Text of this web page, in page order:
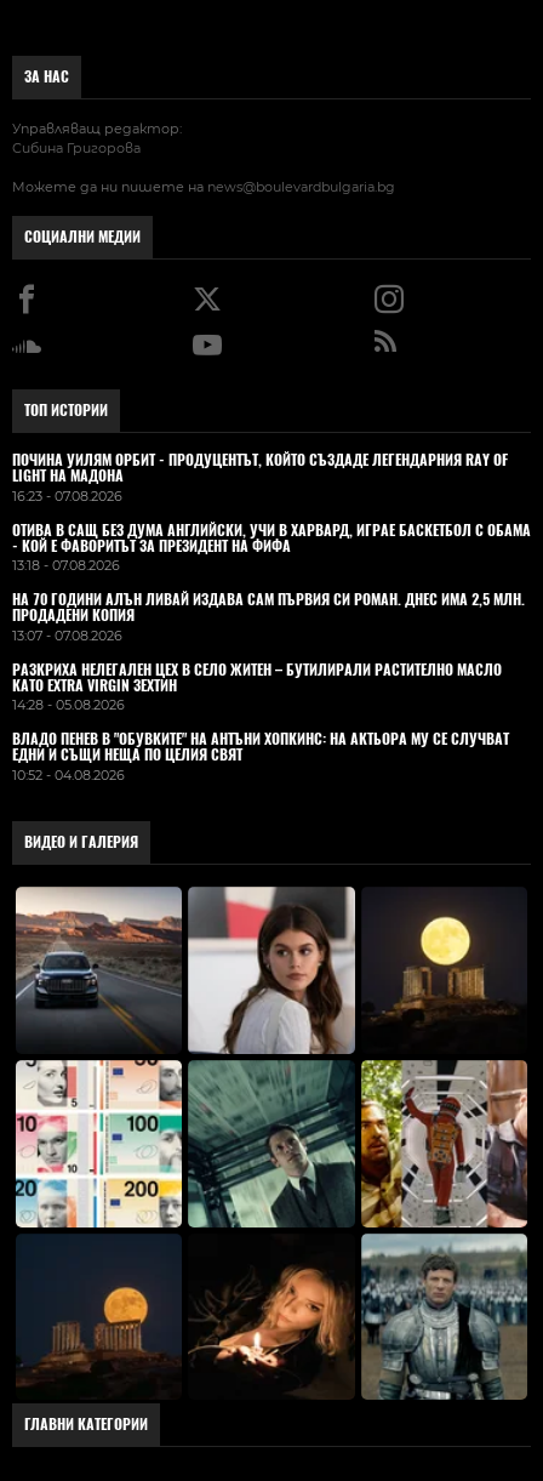
ЗА НАС
Управляващ редактор:
Сибина Григорова
Можете да ни пишете на news@boulevardbulgaria.bg
СОЦИАЛНИ МЕДИИ
ТОП ИСТОРИИ
ПОЧИНА УИЛЯМ ОРБИТ - ПРОДУЦЕНТЪТ, КОЙТО СЪЗДАДЕ ЛЕГЕНДАРНИЯ RAY OF
LIGHT НА МАДОНА
16:23 - 07.08.2026
ОТИВА В САЩ БЕЗ ДУМА АНГЛИЙСКИ, УЧИ В ХАРВАРД, ИГРАЕ БАСКЕТБОЛ С ОБАМА
- КОЙ Е ФАВОРИТЪТ ЗА ПРЕЗИДЕНТ НА ФИФА
13:18 - 07.08.2026
НА 70 ГОДИНИ АЛЪН ЛИВАЙ ИЗДАВА САМ ПЪРВИЯ СИ РОМАН. ДНЕС ИМА 2,5 МЛН.
ПРОДАДЕНИ КОПИЯ
13:07 - 07.08.2026
РАЗКРИХА НЕЛЕГАЛЕН ЦЕХ В СЕЛО ЖИТЕН – БУТИЛИРАЛИ РАСТИТЕЛНО МАСЛО
КАТО EXTRA VIRGIN ЗЕХТИН
14:28 - 05.08.2026
ВЛАДO ПЕНЕВ В "ОБУВКИТЕ" НА АНТЪНИ ХОПКИНС: НА АКТЬОРА МУ СЕ СЛУЧВАТ
ЕДНИ И СЪЩИ НЕЩА ПО ЦЕЛИЯ СВЯТ
10:52 - 04.08.2026
ВИДЕО И ГАЛЕРИЯ
ГЛАВНИ КАТЕГОРИИ